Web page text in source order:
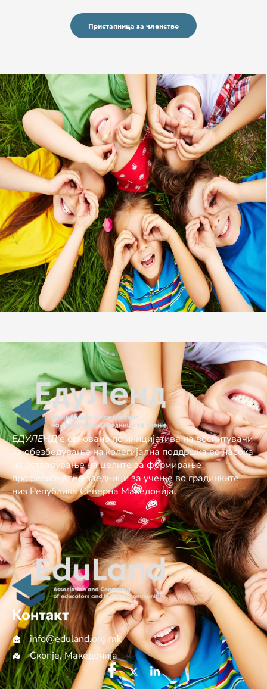
Пристапница за членство
ЕДУЛЕНДе основано по иницијатива на воспитувачи
за обезбедување нa колегијална поддршка во насока
на остварување на целите за формирање
професионални заедници за учење во градинките
низ Република Северна Македонија.
Контакт
info@еduland.org.mk
Скопје, Македонија